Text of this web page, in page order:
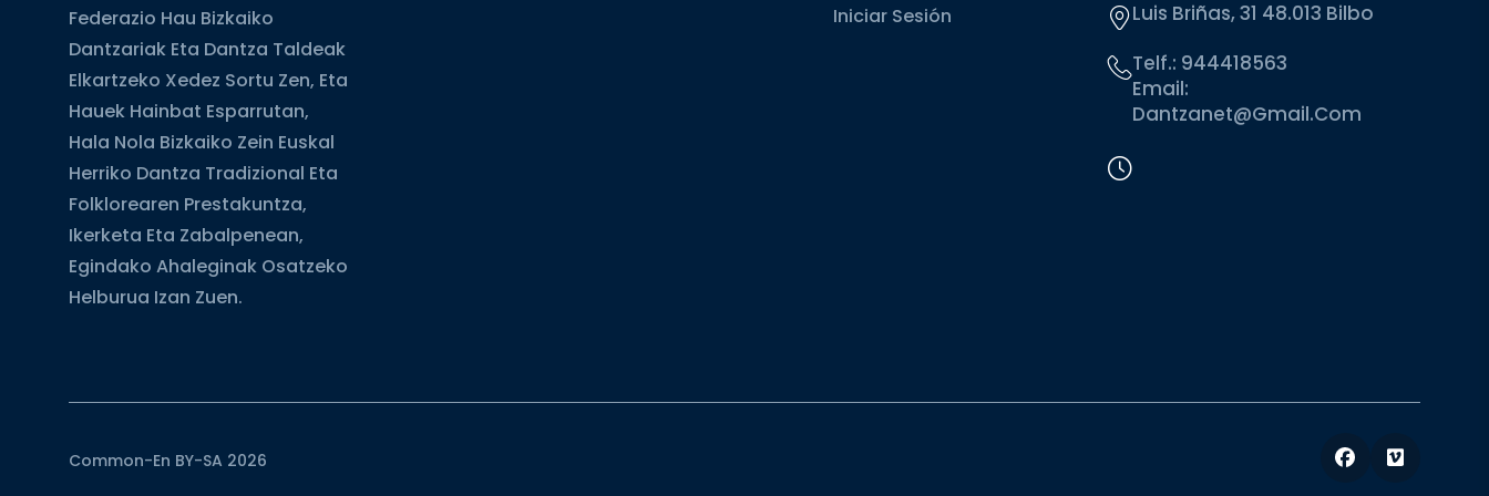
Federazio Hau Bizkaiko
Dantzariak Eta Dantza Taldeak
Elkartzeko Xedez Sortu Zen, Eta
Hauek Hainbat Esparrutan,
Hala Nola Bizkaiko Zein Euskal
Herriko Dantza Tradizional Eta
Folklorearen Prestakuntza,
Ikerketa Eta Zabalpenean,
Egindako Ahaleginak Osatzeko
Helburua Izan Zuen.
Iniciar Sesión
Luis Briñas, 31 48.013 Bilbo
Telf.: 944418563
Email:
Dantzanet@gmail.com
Common-En BY-SA 2026 Facebook
Vimeo